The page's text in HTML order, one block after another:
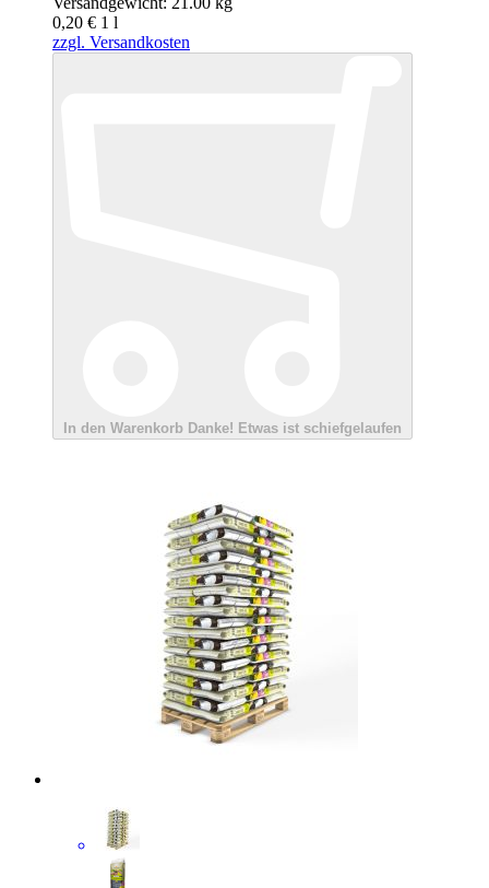
0,20 € 1 l
zzgl. Versandkosten
In den Warenkorb Danke! Etwas ist schiefgelaufen